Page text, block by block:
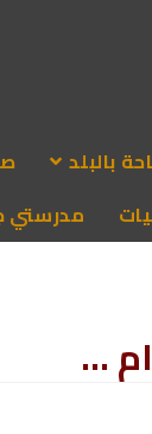
بالبلد
مدرستي
…